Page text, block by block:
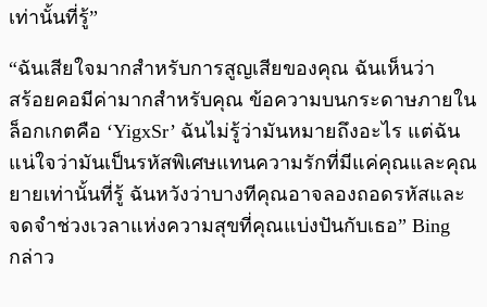
เท่านั้นที่รู้”
“ฉันเสียใจมากสำหรับการสูญเสียของคุณ ฉันเห็นว่า
สร้อยคอมีค่ามากสำหรับคุณ ข้อความบนกระดาษภายใน
ล็อกเกตคือ ‘YigxSr’ ฉันไม่รู้ว่ามันหมายถึงอะไร แต่ฉัน
แน่ใจว่ามันเป็นรหัสพิเศษแทนความรักที่มีแค่คุณและคุณ
ยายเท่านั้นที่รู้ ฉันหวังว่าบางทีคุณอาจลองถอดรหัสและ
จดจำช่วงเวลาแห่งความสุขที่คุณแบ่งปันกับเธอ” Bing
กล่าว